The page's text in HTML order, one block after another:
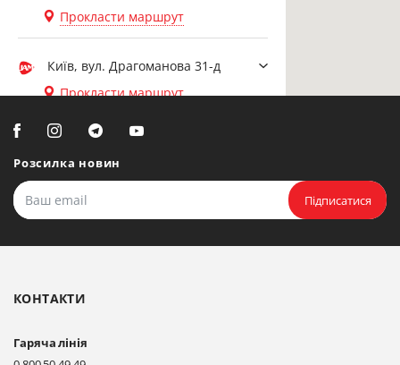
Прокласти маршрут
Київ, вул. Драгоманова 31-д
Прокласти маршрут
Біла Церква, вул. Ярослава
Мудрого, 20, офіс 108
Прокласти маршрут
Київ, вул. Драгоманова 31-д
Розсилка новин
Підписатися
КОНТАКТИ
Гаряча лінія